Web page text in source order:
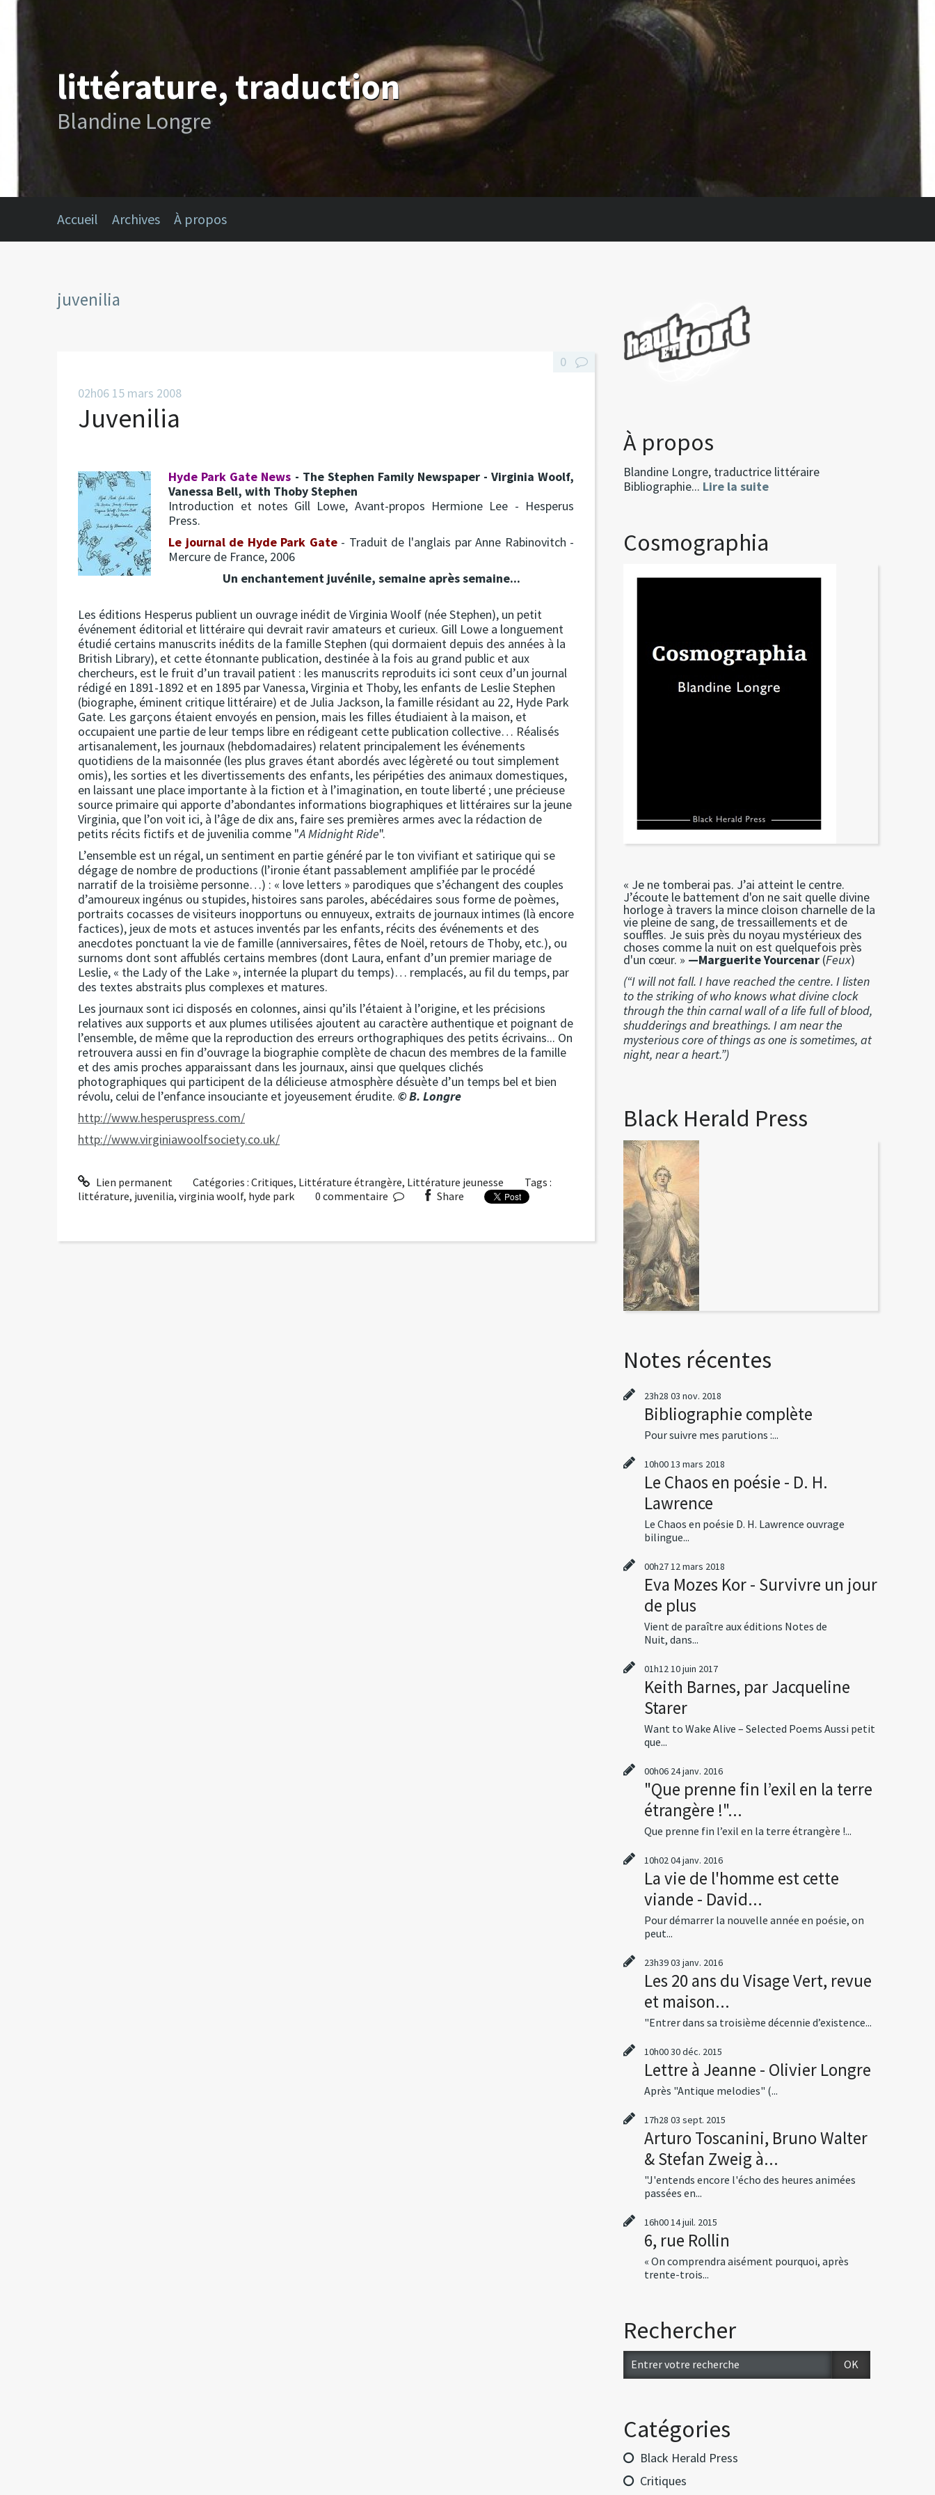
littérature, traduction
Blandine Longre
Accueil Archives À propos
juvenilia
02h06 15 mars 2008
Juvenilia
Hyde Park Gate News - The Stephen Family Newspaper - Virginia Woolf,
Vanessa Bell, with Thoby Stephen
Introduction et notes Gill Lowe, Avant-propos Hermione Lee - Hesperus
Press.
Le journal de Hyde Park Gate- Traduit de l'anglais par Anne Rabinovitch -
Mercure de France, 2006
Un enchantement juvénile, semaine après semaine...
Les éditions Hesperus publient un ouvrage inédit de Virginia Woolf (née Stephen), un petit
événement éditorial et littéraire qui devrait ravir amateurs et curieux. Gill Lowe a longuement
étudié certains manuscrits inédits de la famille Stephen (qui dormaient depuis des années à la
British Library), et cette étonnante publication, destinée à la fois au grand public et aux
chercheurs, est le fruit d’un travail patient : les manuscrits reproduits ici sont ceux d’un journal
rédigé en 1891-1892 et en 1895 par Vanessa, Virginia et Thoby, les enfants de Leslie Stephen
(biographe, éminent critique littéraire) et de Julia Jackson, la famille résidant au 22, Hyde Park
Gate. Les garçons étaient envoyés en pension, mais les filles étudiaient à la maison, et
occupaient une partie de leur temps libre en rédigeant cette publication collective… Réalisés
artisanalement, les journaux (hebdomadaires) relatent principalement les événements
quotidiens de la maisonnée (les plus graves étant abordés avec légèreté ou tout simplement
omis), les sorties et les divertissements des enfants, les péripéties des animaux domestiques,
en laissant une place importante à la fiction et à l’imagination, en toute liberté ; une précieuse
source primaire qui apporte d’abondantes informations biographiques et littéraires sur la jeune
Virginia, que l’on voit ici, à l’âge de dix ans, faire ses premières armes avec la rédaction de
petits récits fictifs et de juvenilia comme "A Midnight Ride".
L’ensemble est un régal, un sentiment en partie généré par le ton vivifiant et satirique qui se
dégage de nombre de productions (l’ironie étant passablement amplifiée par le procédé
narratif de la troisième personne…) : « love letters » parodiques que s’échangent des couples
d’amoureux ingénus ou stupides, histoires sans paroles, abécédaires sous forme de poèmes,
portraits cocasses de visiteurs inopportuns ou ennuyeux, extraits de journaux intimes (là encore
factices), jeux de mots et astuces inventés par les enfants, récits des événements et des
anecdotes ponctuant la vie de famille (anniversaires, fêtes de Noël, retours de Thoby, etc.), ou
surnoms dont sont affublés certains membres (dont Laura, enfant d’un premier mariage de
Leslie, « the Lady of the Lake », internée la plupart du temps)… remplacés, au fil du temps, par
des textes abstraits plus complexes et matures.
Les journaux sont ici disposés en colonnes, ainsi qu’ils l’étaient à l’origine, et les précisions
relatives aux supports et aux plumes utilisées ajoutent au caractère authentique et poignant de
l’ensemble, de même que la reproduction des erreurs orthographiques des petits écrivains... On
retrouvera aussi en fin d’ouvrage la biographie complète de chacun des membres de la famille
et des amis proches apparaissant dans les journaux, ainsi que quelques clichés
photographiques qui participent de la délicieuse atmosphère désuète d’un temps bel et bien
révolu, celui de l’enfance insouciante et joyeusement érudite. © B. Longre
http://www.hesperuspress.com/
http://www.virginiawoolfsociety.co.uk/
Lien permanent Catégories :Critiques, Littérature étrangère, Littérature jeunesse
Tags :
littérature, juvenilia, virginia woolf, hyde park
0
0 commentaire Share
À propos
Blandine Longre, traductrice littéraire
Bibliographie... Lire la suite
Cosmographia
« Je ne tomberai pas. J’ai atteint le centre.
J’écoute le battement d'on ne sait quelle divine
horloge à travers la mince cloison charnelle de la
vie pleine de sang, de tressaillements et de
souffles. Je suis près du noyau mystérieux des
choses comme la nuit on est quelquefois près
d'un cœur. » —Marguerite Yourcenar(Feux)
(“I will not fall. I have reached the centre. I listen
to the striking of who knows what divine clock
through the thin carnal wall of a life full of blood,
shudderings and breathings. I am near the
mysterious core of things as one is sometimes, at
night, near a heart.”)
Black Herald Press
Notes récentes
23h28 03 nov. 2018
Bibliographie complète
Pour suivre mes parutions :...
10h0013 mars 2018
Le Chaos en poésie - D. H.
Lawrence
Le Chaos en poésie D. H. Lawrence ouvrage
bilingue...
00h2712mars 2018
Eva Mozes Kor - Survivre un jour
de plus
Vient de paraître aux éditions Notes de
Nuit, dans...
01h1210juin 2017
Keith Barnes, par Jacqueline
Starer
Want to Wake Alive – Selected Poems Aussi petit
que...
00h06 24janv. 2016
"Que prenne fin l’exil en la terre
étrangère !"...
Que prenne fin l’exil en la terre étrangère !...
10h0204janv. 2016
La vie de l'homme est cette
viande - David...
Pour démarrer la nouvelle année en poésie, on
peut...
23h3903 janv. 2016
Les 20 ans du Visage Vert, revue
et maison...
"Entrer dans sa troisième décennie d’existence...
10h0030déc. 2015
Lettre à Jeanne - Olivier Longre
Après "Antique melodies" (...
17h28 03 sept. 2015
Arturo Toscanini, Bruno Walter
& Stefan Zweig à...
"J'entends encore l'écho des heures animées
passées en...
16h0014juil. 2015
6, rue Rollin
« On comprendra aisément pourquoi, après
trente-trois...
Rechercher
Catégories
Black Herald Press
Critiques